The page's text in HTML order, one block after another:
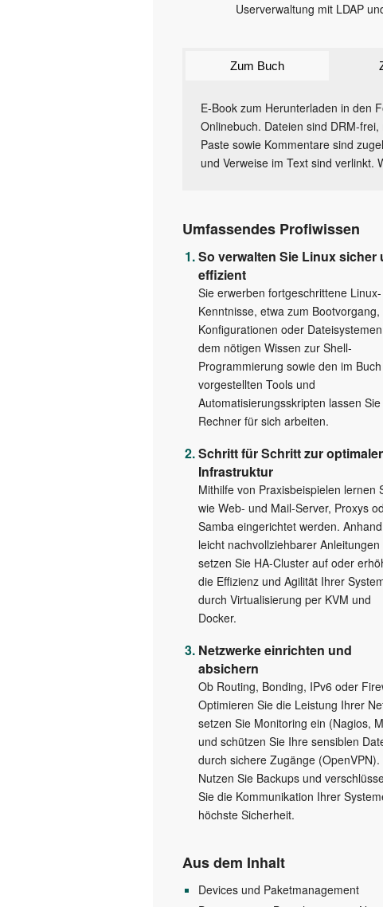
Userverwaltung mit LDAP
Zum Buch
E-Book zum Herunterladen in den
Onlinebuch. Dateien sind DRM-
Paste sowie Kommentare sind
und Verweise im Text sind verlinkt.
Umfassendes Profiwissen
So verwalten Sie Linux sicher
effizient
Sie erwerben fortgeschrittene Linux-
Kenntnisse, etwa zum Bootvorgang,
Konfigurationen oder
dem nötigen Wissen zur Shell-
Programmierung sowie den im Buch
vorgestellten Tools und
Automatisierungsskripten lassen
Rechner für sich arbeiten.
Schritt für Schritt zur
Infrastruktur
Mithilfe von Praxisbeispielen lernen
wie Web- und Mail-Server, Proxys
Samba eingerichtet werden. Anhand
leicht nachvollziehbarer Anleitungen
setzen Sie HA-Cluster auf oder
die Effizienz und Agilität Ihrer
durch Virtualisierung per KVM und
Docker.
Netzwerke einrichten und
absichern
Ob Routing, Bonding, IPv6 oder
Optimieren Sie die Leistung Ihrer
setzen Sie Monitoring ein (Nagios,
und schützen Sie Ihre sensiblen
durch sichere Zugänge (OpenVPN).
Nutzen Sie Backups und
Sie die Kommunikation Ihrer
höchste Sicherheit.
Aus dem Inhalt
Devices und Paketmanagement